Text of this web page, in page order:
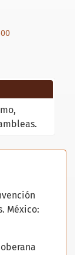
México: